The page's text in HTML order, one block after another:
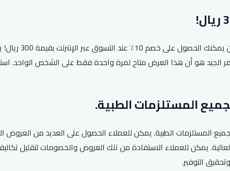
تعد توفيرات
المُخفضة. والأمر الجيد هو أن هذا العرض متاح لمرة واحدة فقط على الشخص
المستلزمات الطبية. يمكن للعملاء الحصول على العديد من العروض
يمكن للعملاء الاستفادة من تلك العروض والخصومات لتقليل
التوفير.